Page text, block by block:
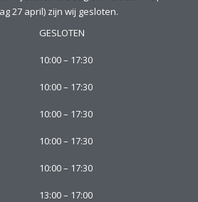
27 april) zijn wij gesloten.
GESLOTEN
10:00 – 17:30
10:00 – 17:30
10:00 – 17:30
10:00 – 17:30
10:00 – 17:30
13:00 – 17:00